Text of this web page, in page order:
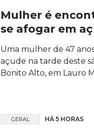
Mulher é
se afogar em
Uma mulher de 47
açude na tarde deste
Bonito Alto, em Lauro
GERAL HÁ 5 HORAS